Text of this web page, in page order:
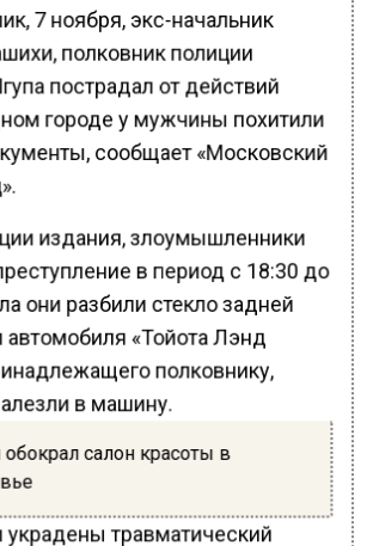
7 ноября, экс-начальник
полковник полиции
пострадал от действий
городе у мужчины похитили
сообщает «Московский
издания, злоумышленники
в период с 18:30 до
они разбили стекло задней
автомобиля «Тойота Лэнд
полковнику,
в машину.
салон красоты в
украдены травматический